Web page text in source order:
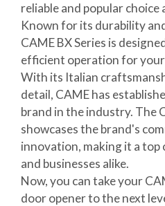
reliable and popular choice
Known for its durability
CAME BX Series is
efficient operation for
With its Italian
detail, CAME has
brand in the industry. The
showcases the brand's
innovation, making it a top
and businesses alike.
Now, you can take your
door opener to the next